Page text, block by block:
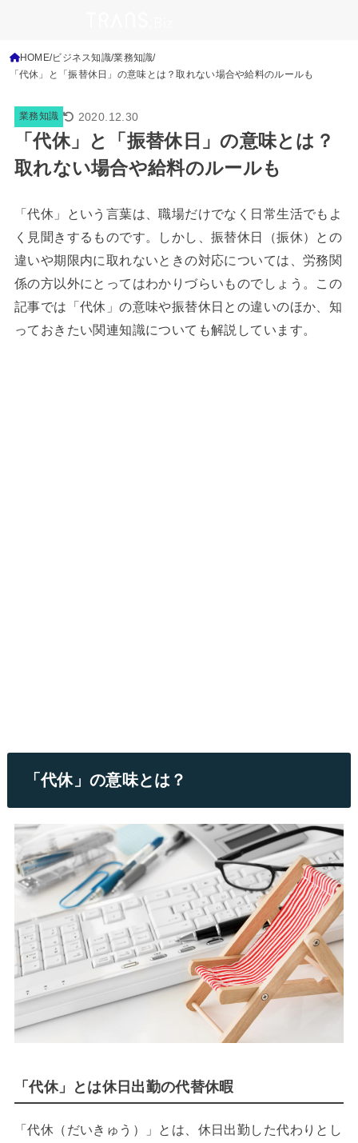
HOME ビジネス知識 業務知識
「代休」と「振替休日」の意味とは？取れない場合や給料のルールも
業務知識 2020.12.30
「代休」と「振替休日」の意味とは？
取れない場合や給料のルールも
「代休」という言葉は、職場だけでなく日常生活でもよ
く見聞きするものです。しかし、振替休日（振休）との
違いや期限内に取れないときの対応については、労務関
係の方以外にとってはわかりづらいものでしょう。この
記事では「代休」の意味や振替休日との違いのほか、知
っておきたい関連知識についても解説しています。
「代休」の意味とは？
「代休」とは休日出勤の代替休暇
「代休（だいきゅう）」とは、休日出勤した代わりとし